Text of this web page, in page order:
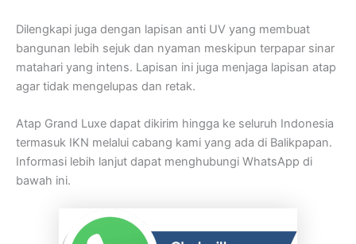
Dilengkapi juga dengan lapisan anti UV yang membuat
bangunan lebih sejuk dan nyaman meskipun terpapar sinar
matahari yang intens. Lapisan ini juga menjaga lapisan atap
agar tidak mengelupas dan retak.
Atap Grand Luxe dapat dikirim hingga ke seluruh Indonesia
termasuk IKN melalui cabang kami yang ada di Balikpapan.
Informasi lebih lanjut dapat menghubungi WhatsApp di
bawah ini.